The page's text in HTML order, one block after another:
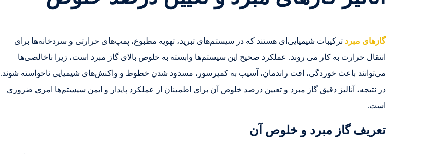
گازهای مبرد ترکیبات شیمیایی‌ای هستند که در سیستم‌های تبرید، تهویه مطبوع، پمپ‌های حرارتی و سردخانه‌ها برای
انتقال حرارت به کار می ‌روند. عملکرد صحیح این سیستم‌ها وابسته به خلوص بالای گاز مبرد است، زیرا ناخالصی‌ها
می‌توانند باعث خوردگی، افت راندمان، آسیب به کمپرسور، مسدود شدن خطوط و واکنش‌های شیمیایی ناخواسته شوند.
در نتیجه، آنالیز دقیق گاز مبرد و تعیین درصد خلوص آن برای اطمینان از عملکرد پایدار و ایمن سیستم‌ها امری ضروری
است.
تعریف گاز مبرد و خلوص آن